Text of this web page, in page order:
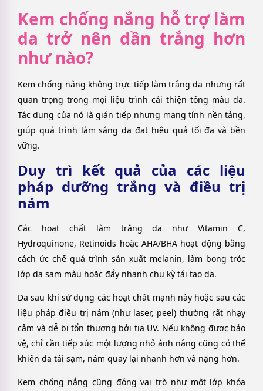
Kem chống nắng hỗ trợ làm
da trở nên dần trắng hơn
như nào?
Kem chống nắng không trực tiếp làm trắng da nhưng rất
quan trọng trong mọi liệu trình cải thiện tông màu da.
Tác dụng của nó là gián tiếp nhưng mang tính nền tảng,
giúp quá trình làm sáng da đạt hiệu quả tối đa và bền
vững.
Duy trì kết quả của các liệu
pháp dưỡng trắng và điều trị
nám
Các hoạt chất làm trắng da như Vitamin C,
Hydroquinone, Retinoids hoặc AHA/BHA hoạt động bằng
cách ức chế quá trình sản xuất melanin, làm bong tróc
lớp da sạm màu hoặc đẩy nhanh chu kỳ tái tạo da.
Da sau khi sử dụng các hoạt chất mạnh này hoặc sau các
liệu pháp điều trị nám (như laser, peel) thường rất nhạy
cảm và dễ bị tổn thương bởi tia UV. Nếu không được bảo
vệ, chỉ cần tiếp xúc một lượng nhỏ ánh nắng cũng có thể
khiến da tái sạm, nám quay lại nhanh hơn và nặng hơn.
Kem chống nắng cũng đóng vai trò như một lớp khóa